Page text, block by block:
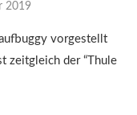
2019
vorgestellt
zeitgleich der “Thule